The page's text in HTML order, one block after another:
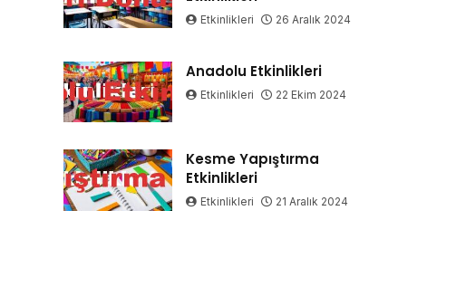
Etkinlikleri 26 Aralık 2024
Anadolu Etkinlikleri
Etkinlikleri 22 Ekim 2024
Kesme Yapıştırma
Etkinlikleri
Etkinlikleri 21 Aralık 2024